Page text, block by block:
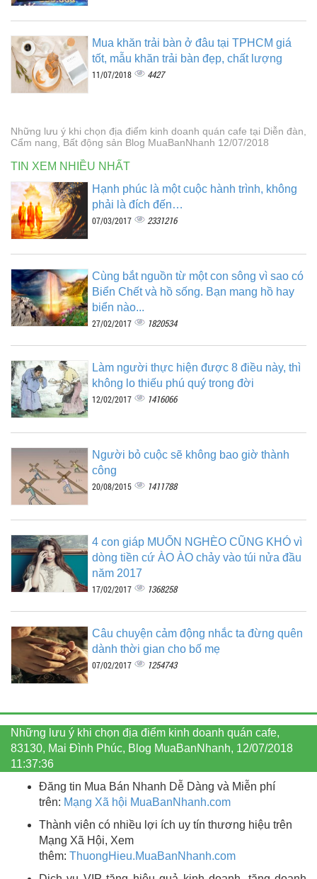
Mua khăn trải bàn ở đâu tại TPHCM giá
tốt, mẫu khăn trải bàn đẹp, chất lượng
11/07/2018 4427
Những lưu ý khi chọn địa điểm kinh doanh quán cafe tại Diễn đàn,
Cẩm nang, Bất động sản Blog MuaBanNhanh 12/07/2018
TIN XEM NHIỀU NHẤT
Hạnh phúc là một cuộc hành trình, không
phải là đích đến…
07/03/2017 2331216
Cùng bắt nguồn từ một con sông vì sao có
Biển Chết và hồ sống. Bạn mang hồ hay
biển nào...
27/02/2017 1820534
Làm người thực hiện được 8 điều này, thì
không lo thiếu phú quý trong đời
12/02/2017 1416066
Người bỏ cuộc sẽ không bao giờ thành
công
20/08/2015 1411788
4 con giáp MUỐN NGHÈO CŨNG KHÓ vì
dòng tiền cứ ÀO ÀO chảy vào túi nửa đầu
năm 2017
17/02/2017 1368258
Câu chuyện cảm động nhắc ta đừng quên
dành thời gian cho bố mẹ
07/02/2017 1254743
Những lưu ý khi chọn địa điểm kinh doanh quán cafe,
83130, Mai Đình Phúc, Blog MuaBanNhanh, 12/07/2018
11:37:36
Đăng tin Mua Bán Nhanh Dễ Dàng và Miễn phí
trên: Mạng Xã hội MuaBanNhanh.com
Thành viên có nhiều lợi ích uy tín thương hiệu trên
Mạng Xã Hội, Xem
thêm: ThuongHieu.MuaBanNhanh.com